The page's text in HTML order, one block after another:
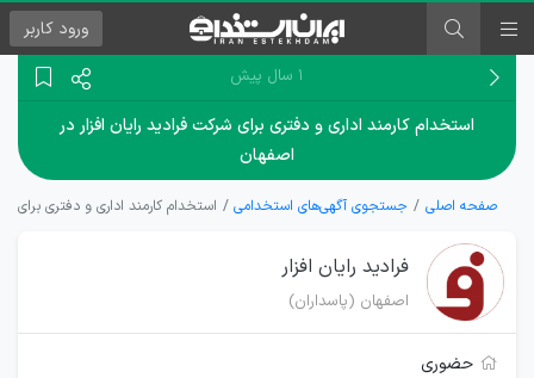
ورود کاربر
۱ سال پیش
استخدام کارمند اداری و دفتری برای شرکت فرادید رایان افزار در
اصفهان
صفحه اصلی جستجوی آگهی‌های استخدامی استخدام کارمند اداری و دفتری برای
فرادید رایان افزار
اصفهان (پاسداران)
حضوری